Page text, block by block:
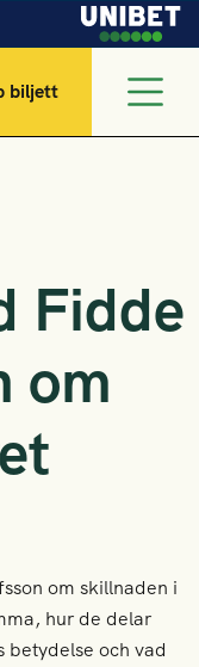
biljett
Fidde
om
om skillnaden i
hur de delar
betydelse och vad